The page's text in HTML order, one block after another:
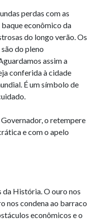
perdas com as
econômico da
do longo verão. Os
do pleno
assim a
conferida à cidade
É um símbolo de
o retempere
e com o apelo
da História. O ouro nos
nos condena ao barraco
econômicos e o